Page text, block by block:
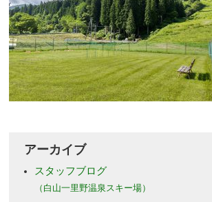
アーカイブ
スタッフブログ
（白山一里野温泉スキー場）